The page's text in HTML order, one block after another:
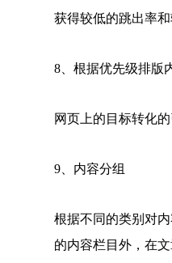
获得较低的跳出率和
8、根据优先级排版
网页上的目标转化
9、内容分组
根据不同的类别对
的内容栏目外，在